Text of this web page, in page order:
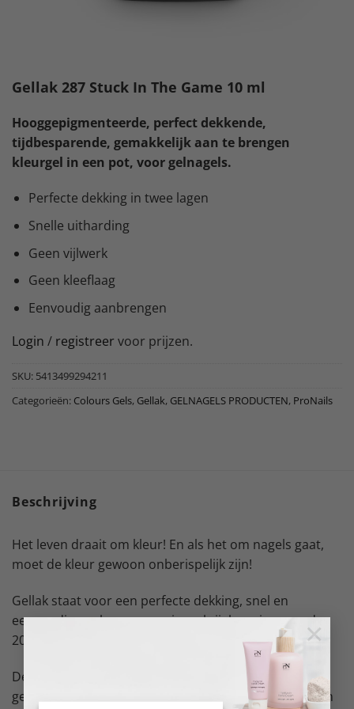
×
Gellak 287 Stuck In The Game 10 ml
Hooggepigmenteerde, perfect dekkende,
tijdbesparende, gemakkelijk aan te brengen
kleurgel in een pot, voor gelnagels.
Perfecte dekking in twee lagen
Snelle uitharding
Geen vijlwerk
Geen kleeflaag
Eenvoudig aanbrengen
Login / registreer voor prijzen.
SKU: 5413499294211
Categorieën: Colours Gels, Gellak, GELNAGELS PRODUCTEN, ProNails
Beschrijving
Het leven draait om kleur! En als het om nagels gaat,
moet de kleur gewoon onberispelijk zijn!
Gellak staat voor een perfecte dekking, snel en
eenvoudig aanbrengen en is verkrijgbaar in meer dan
200 trendy kleuren die je gewoon moet hebben.
De ProNails Gellak kleuren kunnen gemakkelijk en
gelijkmatig op de nagel aangebracht worden, ze lopen